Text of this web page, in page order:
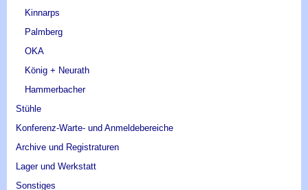
Kinnarps
Palmberg
OKA
König + Neurath
Hammerbacher
Stühle
Konferenz-Warte- und Anmeldebereiche
Archive und Registraturen
Lager und Werkstatt
Sonstiges